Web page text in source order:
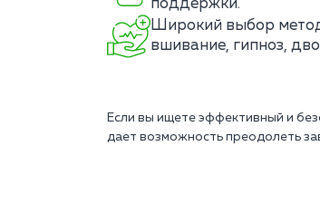
поддержки.
Широкий выбор
вшивание, гипноз,
Если вы ищете эффективный и
дает возможность преодолеть